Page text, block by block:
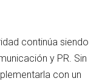
continúa siendo
y PR. Sin
con un